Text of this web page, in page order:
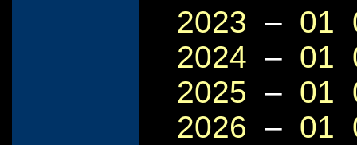
2023 – 01
2024 – 01
2025 – 01
2026 – 01